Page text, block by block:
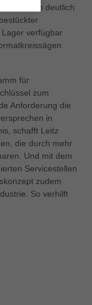
deshalb deutlich
verfügbar
für
zum
Anforderung die
in
schafft Leitz
die durch mehr
Und mit dem
Servicestellen
zudem
So verhilft